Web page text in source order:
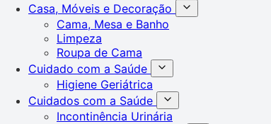
Casa, Móveis e Decoração
Cama, Mesa e Banho
Limpeza
Roupa de Cama
Cuidado com a Saúde
Higiene Geriátrica
Cuidados com a Saúde
Incontinência Urinária